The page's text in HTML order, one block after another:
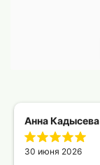
Анна Кадысева
30 июня 2026